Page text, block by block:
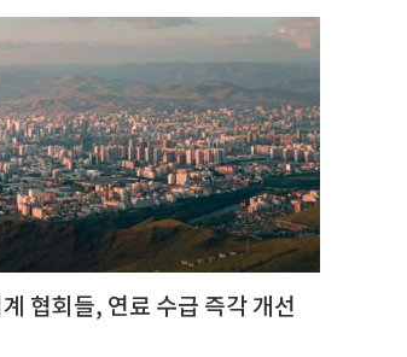
협회들, 연료 수급 즉각 개선